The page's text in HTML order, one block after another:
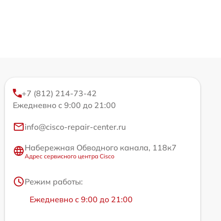
+7 (812) 214-73-42
Ежедневно с 9:00 до 21:00
info@cisco-repair-center.ru
Набережная Обводного канала, 118к7
Адрес сервисного центра Cisco
Режим работы:
Ежедневно с 9:00 до 21:00